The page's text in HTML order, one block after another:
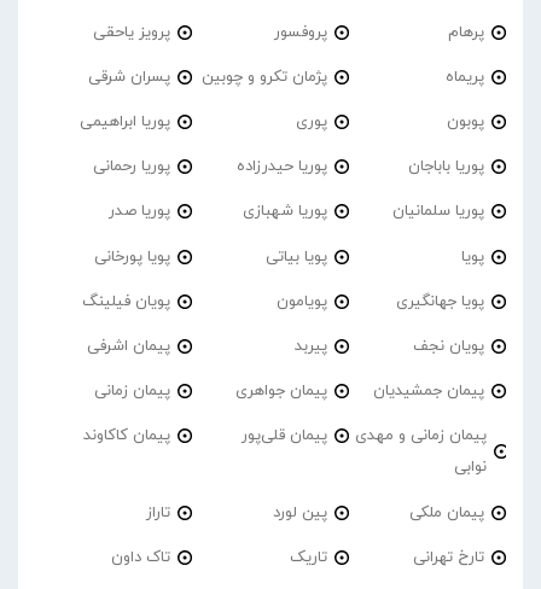
پرهام پروفسور پرویز یاحقی
پریماه پژمان تکرو و چوبین پسران شرقی
پوبون پوری پوریا ابراهیمی
پوریا باباجان پوریا حیدرزاده پوریا رحمانی
پوریا سلمانیان پوریا شهبازی پوریا صدر
پویا پویا بیاتی پویا پورخانی
پویا جهانگیری پویامون پویان فیلینگ
پویان نجف پیربد پیمان اشرفی
پیمان جمشیدیان پیمان جواهری پیمان زمانی
پیمان زمانی و مهدی
نوابی
پیمان قلی‌پور پیمان کاکاوند
پیمان ملکی پین لورد تاراز
تارخ تهرانی تاریک تاک داون